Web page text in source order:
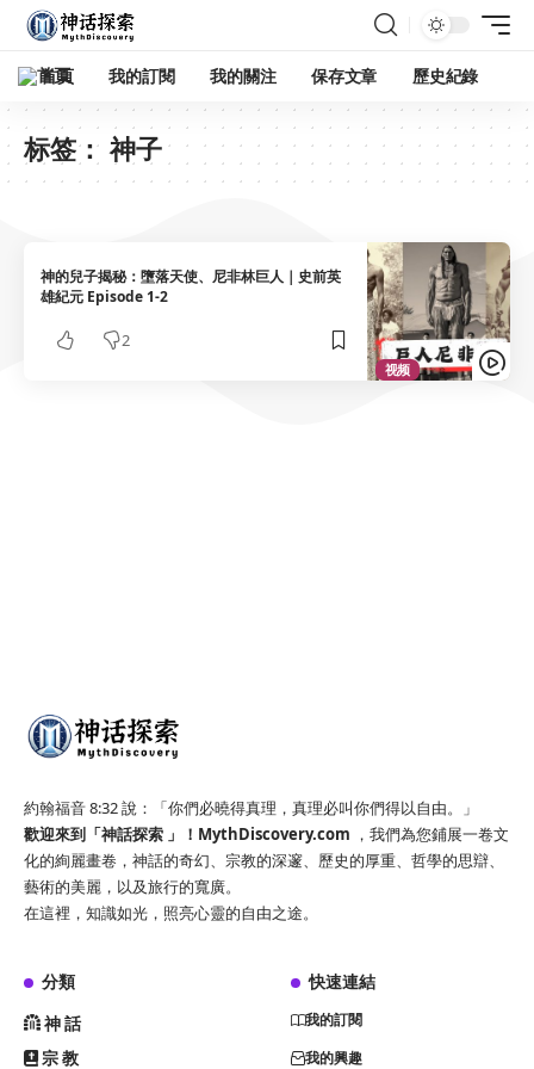
首頁 我的訂閱 我的關注 保存文章 歷史紀錄
标签：神子
视频
神的兒子揭秘：墮落天使、尼非林巨人｜史前英
雄紀元 Episode 1-2
2
約翰福音 8:32 說：「你們必曉得真理，真理必叫你們得以自由。」
歡迎來到「神話探索 」！ MythDiscovery.com ，我們為您鋪展一卷文
化的絢麗畫卷，神話的奇幻、宗教的深邃、歷史的厚重、哲學的思辯、
藝術的美麗，以及旅行的寬廣。
在這裡，知識如光，照亮心靈的自由之途。
分類
神話
宗教
快速連結
我的訂閱
我的興趣